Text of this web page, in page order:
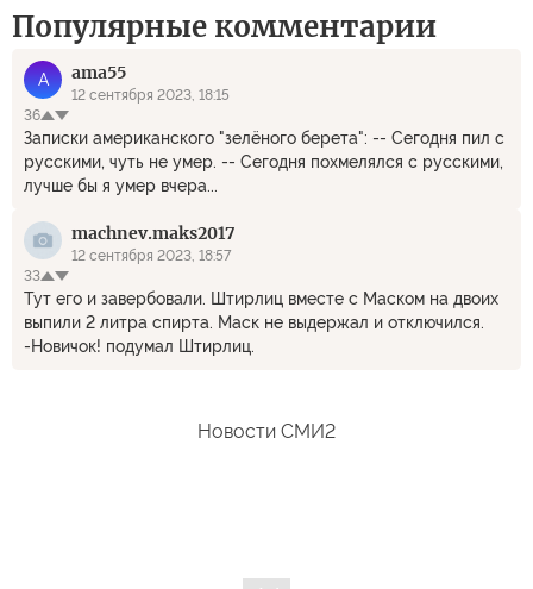
Популярные комментарии
A ama55
12 сентября 2023, 18:15
36
Записки американского "зелёного берета": -- Сегодня пил с
русскими, чуть не умер. -- Сегодня похмелялся с русскими,
лучше бы я умер вчера...
machnev.maks2017
12 сентября 2023, 18:57
33
Тут его и завербовали. Штирлиц вместе с Маском на двоих
выпили 2 литра спирта. Маск не выдержал и отключился.
-Новичок! подумал Штирлиц.
Новости СМИ2